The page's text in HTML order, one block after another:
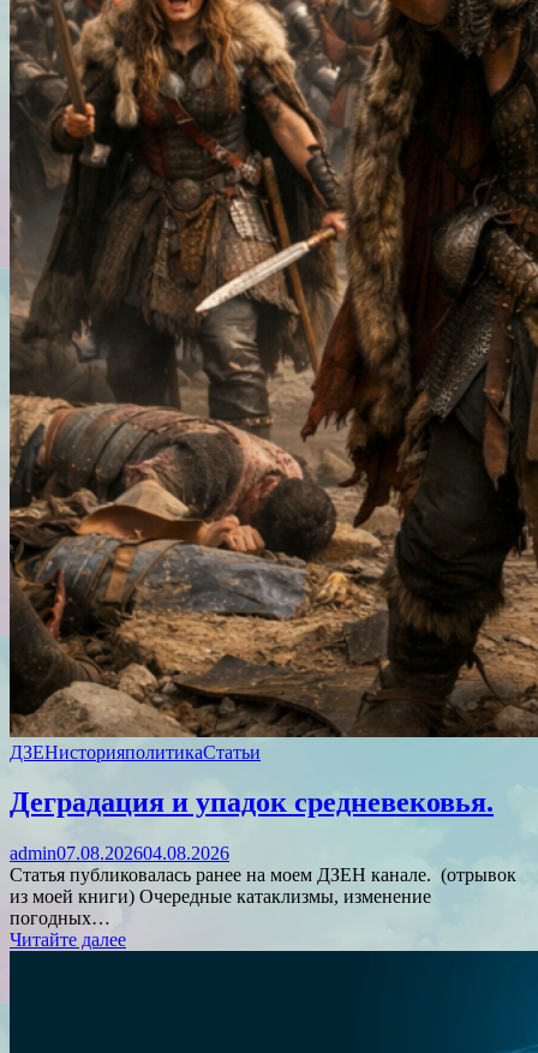
ДЗЕНисторияполитикаСтатьи
Деградация и упадок средневековья.
admin07.08.202604.08.2026
Статья публиковалась ранее на моем ДЗЕН канале. (отрывок
из моей книги) Очередные катаклизмы, изменение
погодных…
Читайте далее